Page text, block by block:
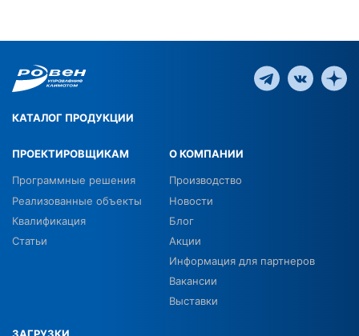
КАТАЛОГ ПРОДУКЦИИ
ПРОЕКТИРОВЩИКАМ
Программные решения
Реализованные объекты
Квалификация
Статьи
О КОМПАНИИ
Производство
Новости
Блог
Акции
Информация для партнеров
Вакансии
Выставки
ЗАГРУЗКИ